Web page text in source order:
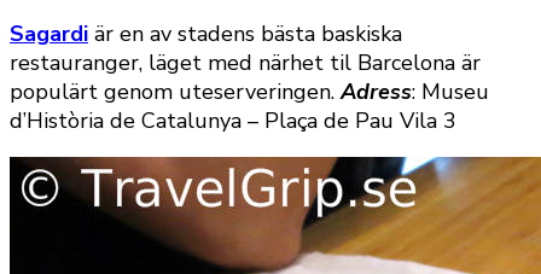
Sagardi är en av stadens bästa baskiska
restauranger, läget med närhet til Barcelona är
populärt genom uteserveringen.Adress: Museu
d’Història de Catalunya – Plaça de Pau Vila 3